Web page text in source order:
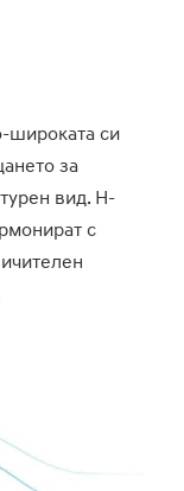
широката си
за
вид. H-
с